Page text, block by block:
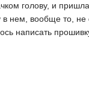
голову, и
нем, вообще то,
написать